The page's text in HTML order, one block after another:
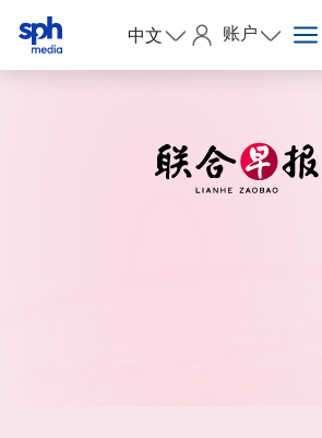
中文 账户